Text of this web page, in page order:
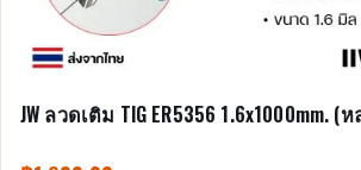
JW ลวดเติม TIG ER5356 1.6x1000mm.